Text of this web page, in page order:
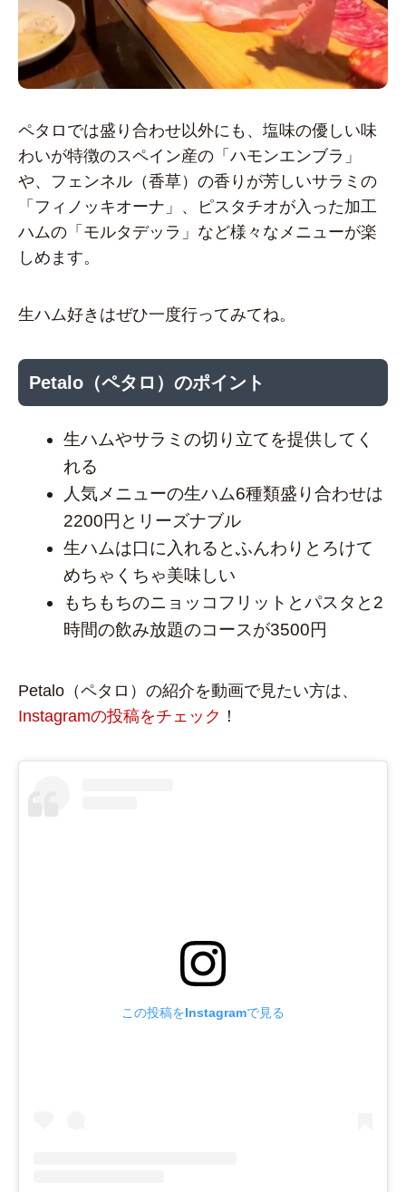
ペタロでは盛り合わせ以外にも、塩味の優しい味
わいが特徴のスペイン産の「ハモンエンブラ」
や、フェンネル（香草）の香りが芳しいサラミの
「フィノッキオーナ」、ピスタチオが入った加工
ハムの「モルタデッラ」など様々なメニューが楽
しめます。
生ハム好きはぜひ一度行ってみてね。
Petalo（ペタロ）のポイント
生ハムやサラミの切り立てを提供してく
れる
人気メニューの生ハム6種類盛り合わせは
2200円とリーズナブル
生ハムは口に入れるとふんわりとろけて
めちゃくちゃ美味しい
もちもちのニョッコフリットとパスタと2
時間の飲み放題のコースが3500円
Petalo（ペタロ）の紹介を動画で見たい方は、
Instagramの投稿をチェック ！
この投稿をInstagramで見る